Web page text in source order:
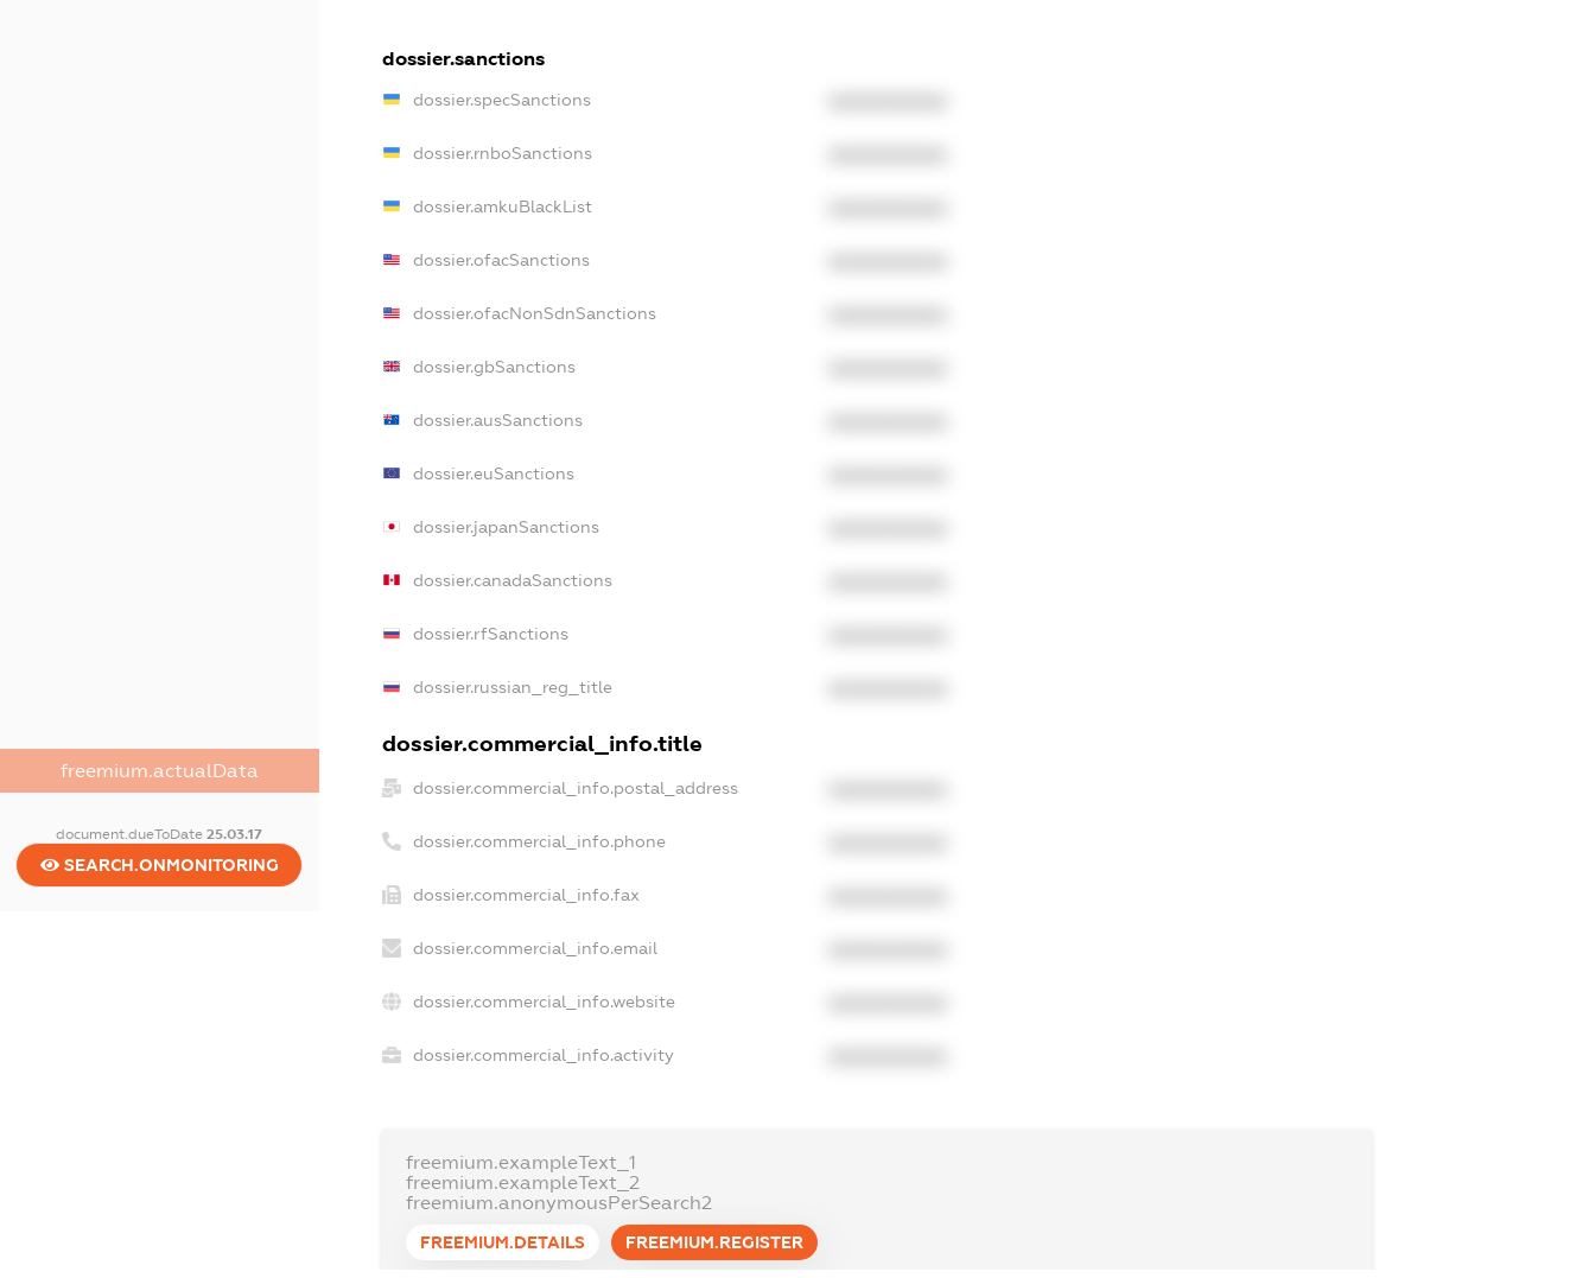
freemium.actualData
document.dueToDate25.03.17
SEARCH.ONMONITORING
dossier.sanctions
dossier.specSanctions
dossier.rnboSanctions
dossier.amkuBlackList
dossier.ofacSanctions
dossier.ofacNonSdnSanctions
dossier.gbSanctions
dossier.ausSanctions
dossier.euSanctions
dossier.japanSanctions
dossier.canadaSanctions
dossier.rfSanctions
dossier.russian_reg_title
dossier.commercial_info.title
dossier.commercial_info.postal_address
dossier.commercial_info.phone
dossier.commercial_info.fax
dossier.commercial_info.email
dossier.commercial_info.website
dossier.commercial_info.activity
freemium.exampleText_1
freemium.exampleText_2
freemium.anonymousPerSearch2
FREEMIUM.DETAILS FREEMIUM.REGISTER